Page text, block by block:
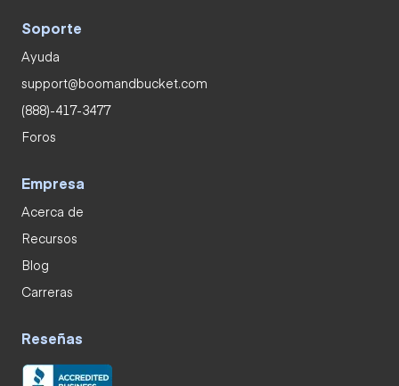
Soporte
Ayuda
support@boomandbucket.com
(888)-417-3477
Foros
Empresa
Acerca de
Recursos
Blog
Carreras
Reseñas